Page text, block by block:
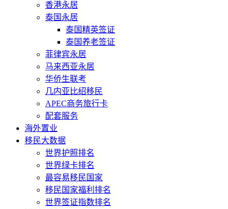
香港永居
泰国永居
泰国精英签证
泰国养老签证
菲律宾永居
马来西亚永居
华侨生联考
几内亚比绍移民
APEC商务旅行卡
配套服务
海外置业
移民大数据
世界护照排名
世界绿卡排名
最容易移民国家
移民国家福利排名
世界签证指数排名